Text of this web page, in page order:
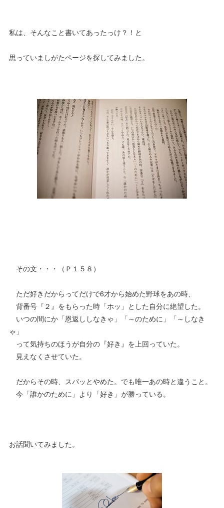
私は、そんなこと書いてあったっけ？！と
思っていましがたページを探してみました。
その文・・・（Ｐ１５８）
ただ好きだからってだけで6才から始めた野球をあの時、
背番号『２』をもらった時「ホッ」とした自分に絶望した。
いつの間にか「恩返ししなきゃ」「～のために」「～しなき
ゃ」
って気持ちのほうが自分の『好き』を上回っていた。
見えなくさせていた。
だからその時、スパッとやめた。でも唯一あの時と違うこと。
今「誰かのために」より「好き」が勝っている。
お話聞いてみました。